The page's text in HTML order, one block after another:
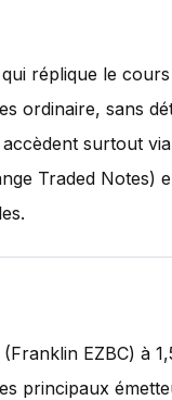
réplique le
ordinaire, sans
surtout
Traded Notes)
EZBC) à
principaux